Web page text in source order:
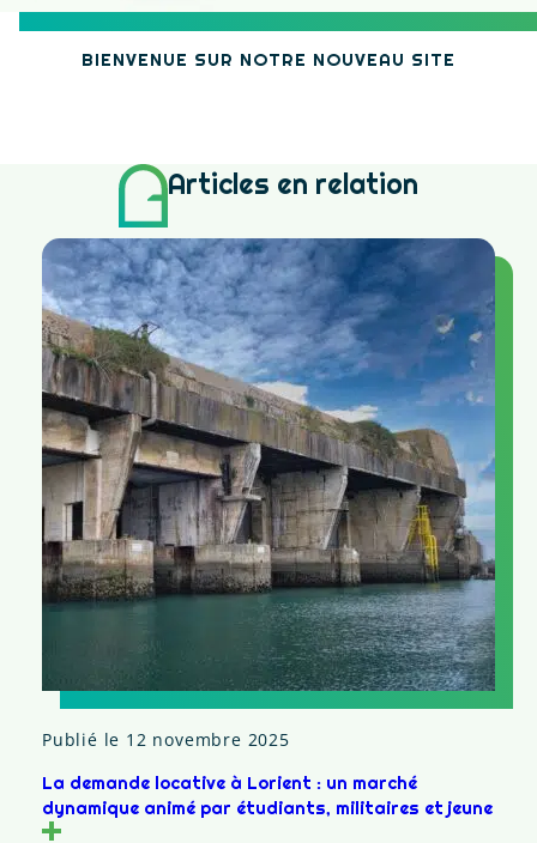
BIENVENUE SUR NOTRE NOUVEAU SITE
Articles en relation
Publié le 12 novembre 2025
La demande locative à Lorient : un marché
dynamique animé par étudiants, militaires et jeune